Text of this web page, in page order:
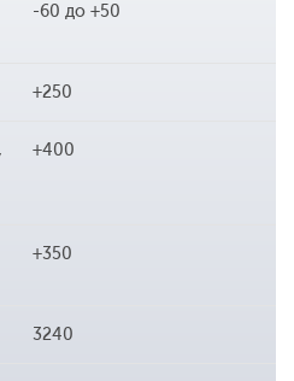
-60 до +50
+250
+400
+350
3240